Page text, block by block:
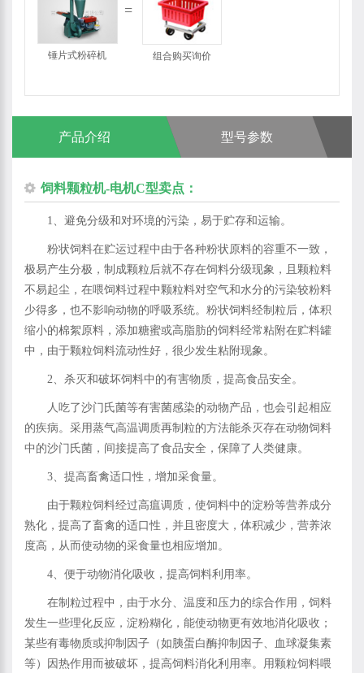
锤片式粉碎机 组合购买询价
产品介绍 型号参数
饲料颗粒机-电机C型卖点：
1、避免分级和对环境的污染，易于贮存和运输。
粉状饲料在贮运过程中由于各种粉状原料的容重不一致，
极易产生分极，制成颗粒后就不存在饲料分级现象，且颗粒料
不易起尘，在喂饲料过程中颗粒料对空气和水分的污染较粉料
少得多，也不影响动物的呼吸系统。粉状饲料经制粒后，体积
缩小的棉絮原料，添加糖蜜或高脂肪的饲料经常粘附在贮料罐
中，由于颗粒饲料流动性好，很少发生粘附现象。
2、杀灭和破坏饲料中的有害物质，提高食品安全。
人吃了沙门氏菌等有害菌感染的动物产品，也会引起相应
的疾病。采用蒸气高温调质再制粒的方法能杀灭存在动物饲料
中的沙门氏菌，间接提高了食品安全，保障了人类健康。
3、提高畜禽适口性，增加采食量。
由于颗粒饲料经过高瘟调质，使饲料中的淀粉等营养成分
熟化，提高了畜禽的适口性，并且密度大，体积减少，营养浓
度高，从而使动物的采食量也相应增加。
4、便于动物消化吸收，提高饲料利用率。
在制粒过程中，由于水分、温度和压力的综合作用，饲料
发生一些理化反应，淀粉糊化，能使动物更有效地消化吸收；
某些有毒物质或抑制因子（如胰蛋白酶抑制因子、血球凝集素
等）因热作用而被破坏，提高饲料消化利用率。用颗粒饲料喂